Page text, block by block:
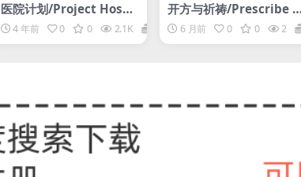
医院计划/Project Hospi
tal4 年前 0 0 2.1K
开方与祈祷/Prescribe a
nd Pray
6 月前 0 0 2